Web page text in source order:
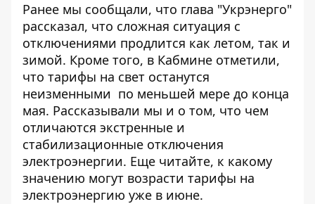
Ранее мы сообщали, что глава "Укрэнерго"
рассказал, что сложная ситуация с
отключениями продлится как летом, так и
зимой. Кроме того, в Кабмине отметили,
что тарифы на свет останутся
неизменными по меньшей мере до конца
мая. Рассказывали мы и о том, что чем
отличаются экстренные и
стабилизационные отключения
электроэнергии. Еще читайте, к какому
значению могут возрасти тарифы на
электроэнергию уже в июне.